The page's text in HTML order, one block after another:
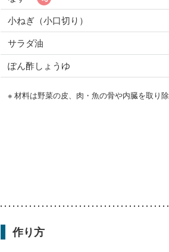
小ねぎ（小口切り）
サラダ油
ぽん酢しょうゆ
※ 材料は野菜の皮、肉・魚の骨や内臓を取り
作り方